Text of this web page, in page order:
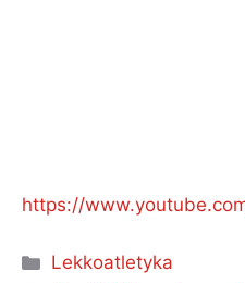
https://
Kategorie
Lekkoatletyka